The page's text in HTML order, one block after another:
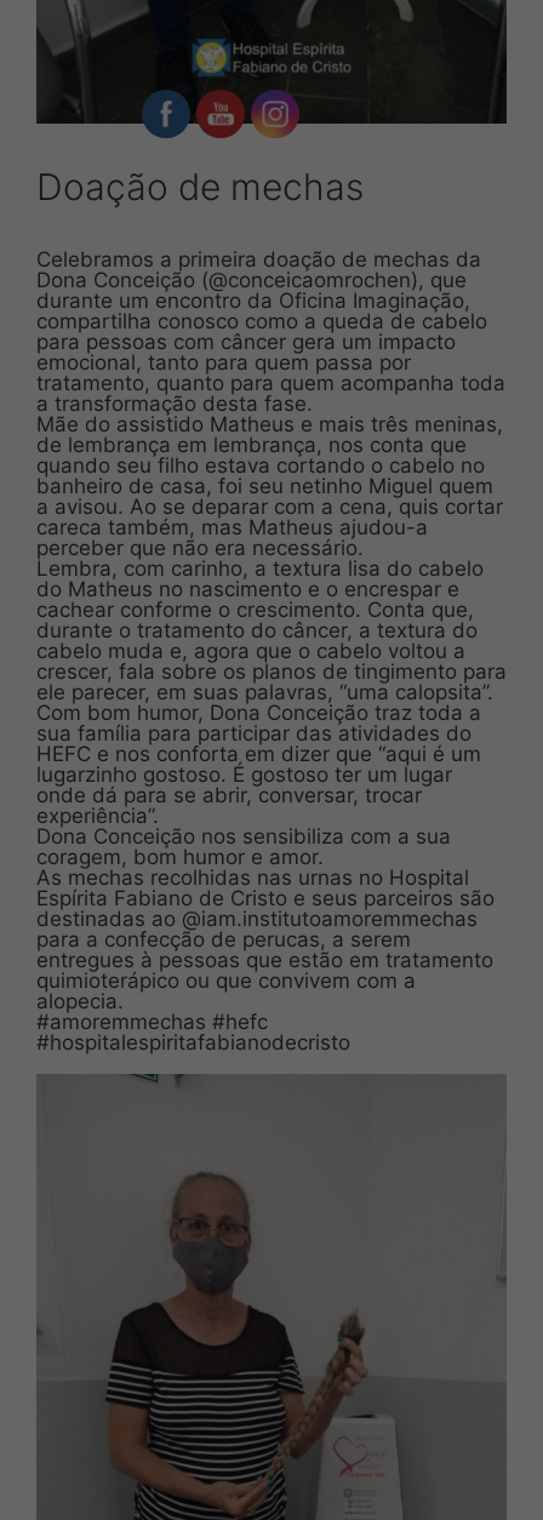
Doação de mechas
Celebramos a primeira doação de mechas da
Dona Conceição (@conceicaomrochen), que
durante um encontro da Oficina Imaginação,
compartilha conosco como a queda de cabelo
para pessoas com câncer gera um impacto
emocional, tanto para quem passa por
tratamento, quanto para quem acompanha toda
a transformação desta fase.
Mãe do assistido Matheus e mais três meninas,
de lembrança em lembrança, nos conta que
quando seu filho estava cortando o cabelo no
banheiro de casa, foi seu netinho Miguel quem
a avisou. Ao se deparar com a cena, quis cortar
careca também, mas Matheus ajudou-a
perceber que não era necessário.
Lembra, com carinho, a textura lisa do cabelo
do Matheus no nascimento e o encrespar e
cachear conforme o crescimento. Conta que,
durante o tratamento do câncer, a textura do
cabelo muda e, agora que o cabelo voltou a
crescer, fala sobre os planos de tingimento para
ele parecer, em suas palavras, “uma calopsita”.
Com bom humor, Dona Conceição traz toda a
sua família para participar das atividades do
HEFC e nos conforta em dizer que “aqui é um
lugarzinho gostoso. É gostoso ter um lugar
onde dá para se abrir, conversar, trocar
experiência”.
Dona Conceição nos sensibiliza com a sua
coragem, bom humor e amor.
As mechas recolhidas nas urnas no Hospital
Espírita Fabiano de Cristo e seus parceiros são
destinadas ao @iam.institutoamoremmechas
para a confecção de perucas, a serem
entregues à pessoas que estão em tratamento
quimioterápico ou que convivem com a
alopecia.
#amoremmechas #hefc
#hospitalespiritafabianodecristo